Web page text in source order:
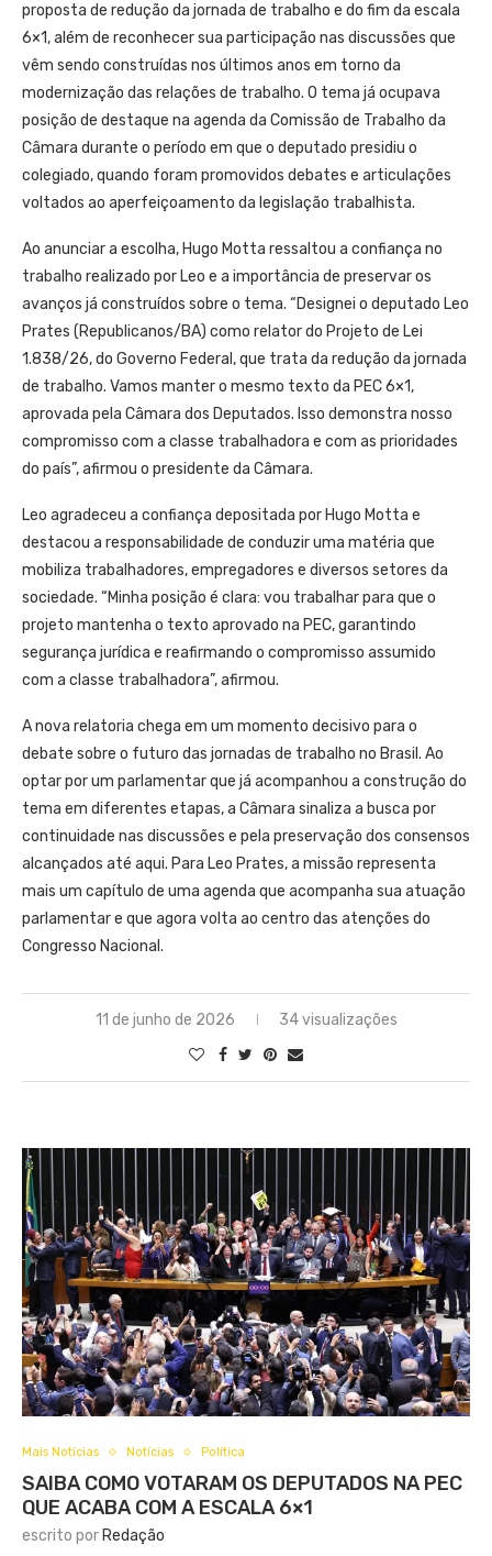
proposta de redução da jornada de trabalho e do fim da escala
6×1, além de reconhecer sua participação nas discussões que
vêm sendo construídas nos últimos anos em torno da
modernização das relações de trabalho. O tema já ocupava
posição de destaque na agenda da Comissão de Trabalho da
Câmara durante o período em que o deputado presidiu o
colegiado, quando foram promovidos debates e articulações
voltados ao aperfeiçoamento da legislação trabalhista.
Ao anunciar a escolha, Hugo Motta ressaltou a confiança no
trabalho realizado por Leo e a importância de preservar os
avanços já construídos sobre o tema. “Designei o deputado Leo
Prates (Republicanos/BA) como relator do Projeto de Lei
1.838/26, do Governo Federal, que trata da redução da jornada
de trabalho. Vamos manter o mesmo texto da PEC 6×1,
aprovada pela Câmara dos Deputados. Isso demonstra nosso
compromisso com a classe trabalhadora e com as prioridades
do país”, afirmou o presidente da Câmara.
Leo agradeceu a confiança depositada por Hugo Motta e
destacou a responsabilidade de conduzir uma matéria que
mobiliza trabalhadores, empregadores e diversos setores da
sociedade. “Minha posição é clara: vou trabalhar para que o
projeto mantenha o texto aprovado na PEC, garantindo
segurança jurídica e reafirmando o compromisso assumido
com a classe trabalhadora”, afirmou.
A nova relatoria chega em um momento decisivo para o
debate sobre o futuro das jornadas de trabalho no Brasil. Ao
optar por um parlamentar que já acompanhou a construção do
tema em diferentes etapas, a Câmara sinaliza a busca por
continuidade nas discussões e pela preservação dos consensos
alcançados até aqui. Para Leo Prates, a missão representa
mais um capítulo de uma agenda que acompanha sua atuação
parlamentar e que agora volta ao centro das atenções do
Congresso Nacional.
11 de junho de 2026 34 visualizações
Mais Notícias Notícias Política
SAIBA COMO VOTARAM OS DEPUTADOS NA PEC
QUE ACABA COM A ESCALA 6×1
escrito por Redação